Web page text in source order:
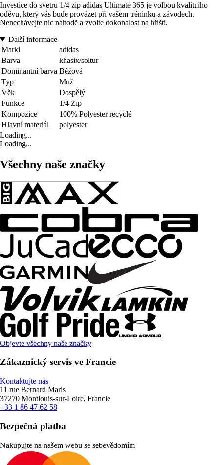
Investice do svetru 1/4 zip adidas Ultimate 365 je volbou kvalitního
oděvu, který vás bude provázet při vašem tréninku a závodech.
Nenechávejte nic náhodě a zvolte dokonalost na hřišti.
Další informace
Marki
adidas
Barva
khasix/soltur
Dominantní barva Béžová
Typ
Muž
Věk
Dospělý
Funkce
1/4 Zip
Kompozice
100% Polyester recyclé
Hlavní materiál
polyester
Loading...
Loading...
Všechny naše značky
Objevte všechny naše značky
Zákaznický servis ve Francie
Kontaktujte nás
11 rue Bernard Maris
37270 Montlouis-sur-Loire, Francie
+33 1 86 47 62 58
Bezpečná platba
Nakupujte na našem webu se sebevědomím